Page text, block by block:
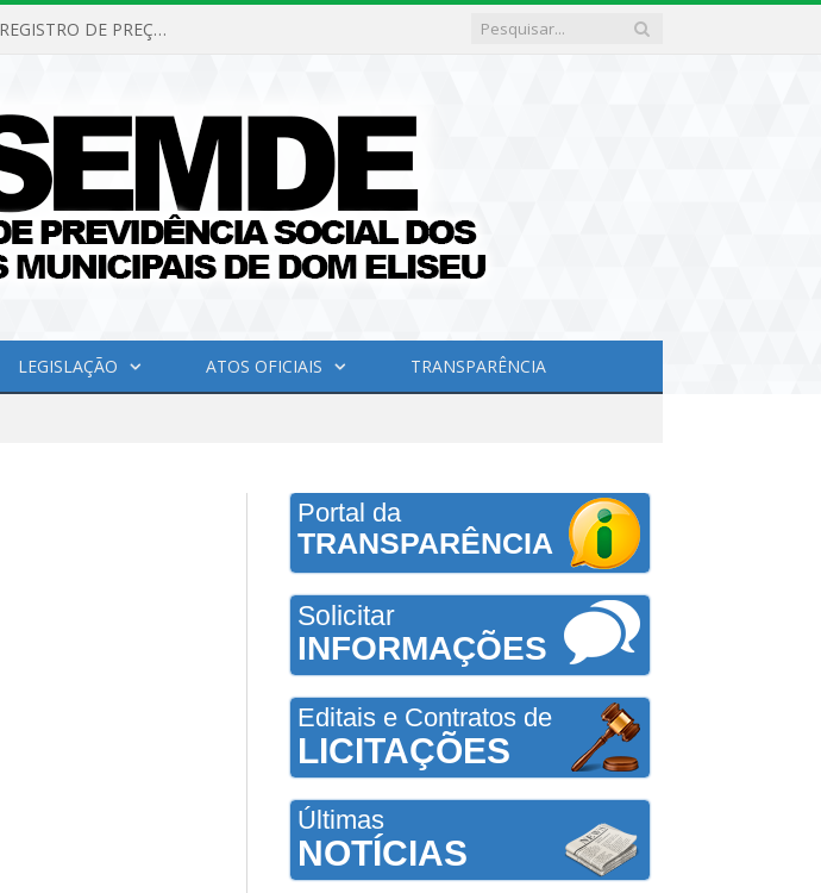
PREGÃO ELETRÔNICO Nº 02/2026-IPSEMDE (REGISTRO DE PREÇOS PARA FUTURA E EVENTUAL AQUISIÇÃO DE MATERIAL DE LIMPEZA E GÊNEROS ALIMENTÍCIOS PARA ATENDER AS NECESSIDADES DO INSTITUTO DE PREVIDÊNCIA SOCIAL DOS SERVIDORES MUNICIPAIS DE DOM ELISEU.)
LEGISLAÇÃO ATOS OFICIAIS TRANSPARÊNCIA
Portal da
TRANSPARÊNCIA
Solicitar
INFORMAÇÕES
Editais e Contratos de
LICITAÇÕES
Últimas
NOTÍCIAS